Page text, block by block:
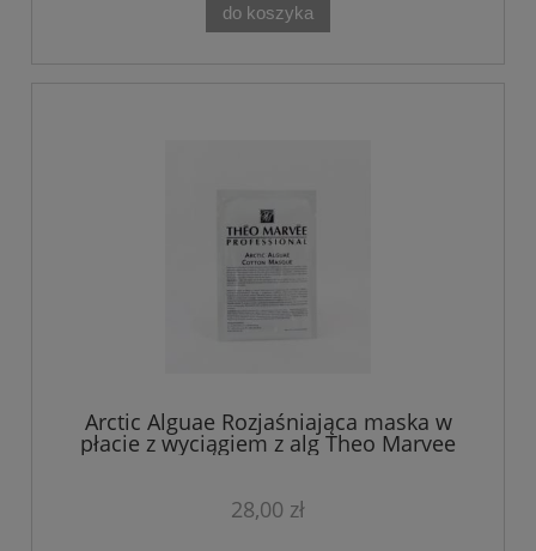
do koszyka
Arctic Alguae Rozjaśniająca maska w
płacie z wyciągiem z alg Theo Marvee
28,00 zł